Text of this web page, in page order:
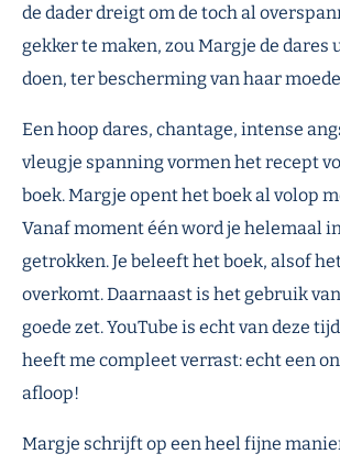
de dader dreigt om de toch al
gekker te maken, zou Margje de
doen, ter bescherming van haar
Een hoop dares, chantage, intense
vleugje spanning vormen het recept
boek. Margje opent het boek al volop
Vanaf moment één word je helemaal
getrokken. Je beleeft het boek, alsof
overkomt. Daarnaast is het gebruik
goede zet. YouTube is echt van deze
heeft me compleet verrast: echt een
afloop!
Margje schrijft op een heel fijne